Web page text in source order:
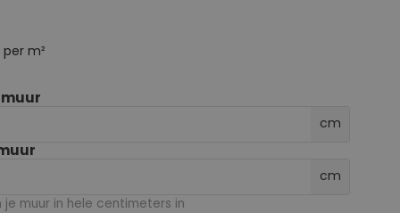
per m²
cm
cm
muur in hele centimeters in